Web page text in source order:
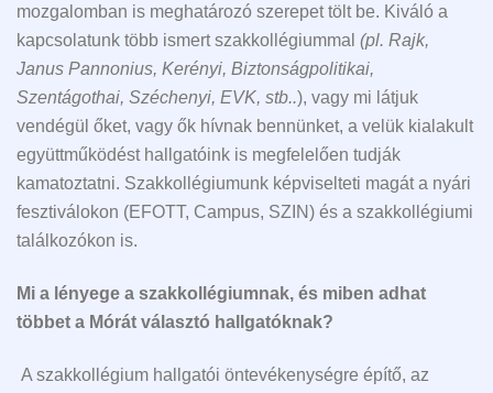
mozgalomban is meghatározó szerepet tölt be. Kiváló a
kapcsolatunk több ismert szakkollégiummal (pl. Rajk,
Janus Pannonius, Kerényi, Biztonságpolitikai,
Szentágothai, Széchenyi, EVK, stb..), vagy mi látjuk
vendégül őket, vagy ők hívnak bennünket, a velük kialakult
együttműködést hallgatóink is megfelelően tudják
kamatoztatni. Szakkollégiumunk képviselteti magát a nyári
fesztiválokon (EFOTT, Campus, SZIN) és a szakkollégiumi
találkozókon is.
Mi a lényege a szakkollégiumnak, és miben adhat
többet a Mórát választó hallgatóknak?
A szakkollégium hallgatói öntevékenységre építő, az